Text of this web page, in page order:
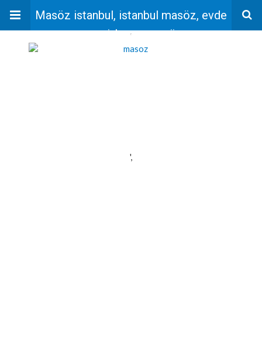
Masöz istanbul, istanbul masöz, evde
masaj, bayan masöz
'
',